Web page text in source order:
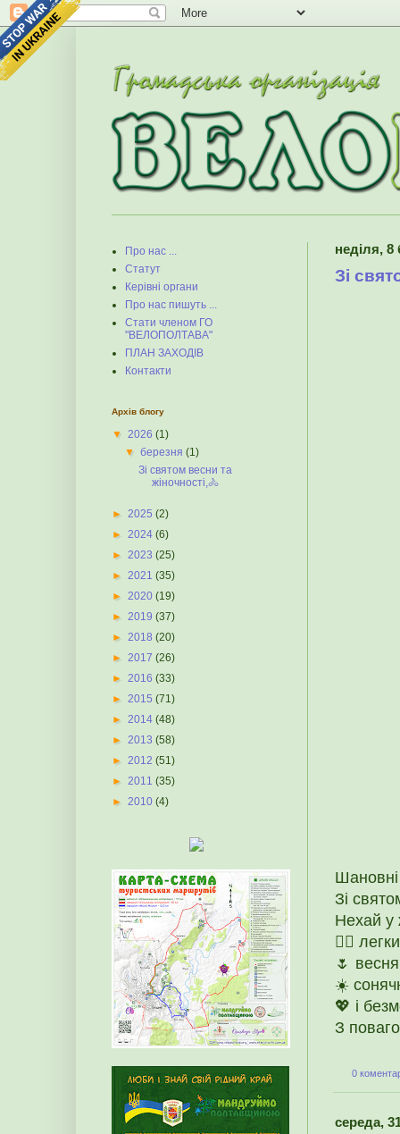
неділя, 8
Зі
Зі
Нехай у
🚴‍♀️
🌷
☀️
💖 і
З
0
середа,
Про нас ...
Статут
Керівні органи
Про нас пишуть ...
Стати членом ГО
"ВЕЛОПОЛТАВА"
ПЛАН ЗАХОДІВ
Контакти
Архів блогу
▼ 2026 (1)
▼березня(1)
Зі святом весни та
жіночності,🚴
► 2025 (2)
► 2024 (6)
► 2023 (25)
► 2021 (35)
► 2020 (19)
► 2019 (37)
► 2018 (20)
► 2017 (26)
► 2016 (33)
► 2015 (71)
► 2014 (48)
► 2013 (58)
► 2012 (51)
► 2011 (35)
► 2010 (4)